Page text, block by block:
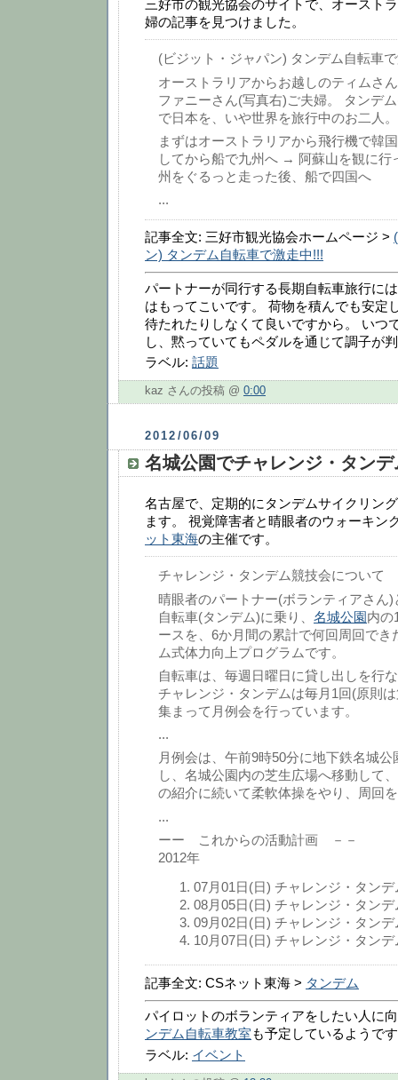
三好市の観光協会のサイトで、オースト
婦の記事を見つけました。
(ビジット・ジャパン) タンデム自転車
オーストラリアからお越しのティムさ
ファニーさん(写真右)ご夫婦。 タンデ
で日本を、いや世界を旅行中のお二人。
まずはオーストラリアから飛行機で韓
してから船で九州へ → 阿蘇山を観に行
州をぐるっと走った後、船で四国へ
...
記事全文: 三好市観光協会ホームページ >
ン) タンデム自転車で激走中!!!
パートナーが同行する長期自転車旅行に
はもってこいです。 荷物を積んでも安定
待たれたりしなくて良いですから。 いつ
し、黙っていてもペダルを通じて調子が
ラベル: 話題
kaz さんの投稿 @ 0:00
2012/06/09
名城公園でチャレンジ・タンデ
名古屋で、定期的にタンデムサイクリン
ます。 視覚障害者と晴眼者のウォーキン
ット東海の主催です。
チャレンジ・タンデム競技会について
晴眼者のパートナー(ボランティアさん
自転車(タンデム)に乗り、 名城公園内の
ースを、6か月間の累計で何回周回でき
ム式体力向上プログラムです。
自転車は、毎週日曜日に貸し出しを行
チャレンジ・タンデムは毎月1回(原則
集まって月例会を行っています。
...
月例会は、午前9時50分に地下鉄名城
し、名城公園内の芝生広場へ移動して
の紹介に続いて柔軟体操をやり、周回
...
ーー これからの活動計画 －－
2012年
07月01日(日) チャレンジ・タン
08月05日(日) チャレンジ・タン
09月02日(日) チャレンジ・タン
10月07日(日) チャレンジ・タン
記事全文: CSネット東海 > タンデム
パイロットのボランティアをしたい人に
ンデム自転車教室も予定しているようで
ラベル: イベント